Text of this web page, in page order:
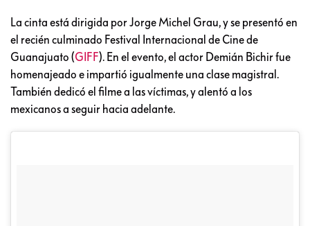
La cinta está dirigida por Jorge Michel Grau, y se presentó en
el recién culminado Festival Internacional de Cine de
Guanajuato (GIFF). En el evento, el actor Demián Bichir fue
homenajeado e impartió igualmente una clase magistral.
También dedicó el filme a las víctimas, y alentó a los
mexicanos a seguir hacia adelante.